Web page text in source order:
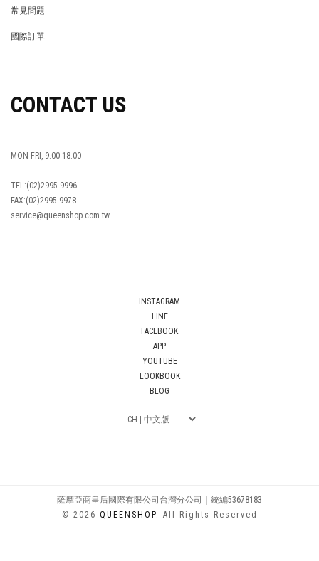
常見問題
國際訂單
CONTACT US
MON-FRI, 9:00-18:00
TEL:(02)2995-9996
FAX:(02)2995-9978
service@queenshop.com.tw
INSTAGRAM
LINE
FACEBOOK
APP
YOUTUBE
LOOKBOOK
BLOG
薩摩亞商皇后國際有限公司台灣分公司｜統編53678183
© 2026 QUEENSHOP. All Rights Reserved